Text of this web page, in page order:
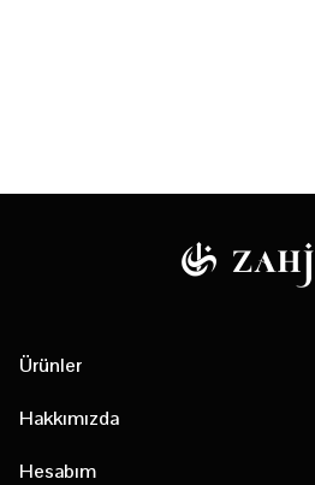
Ürünler
Hakkımızda
Hesabım